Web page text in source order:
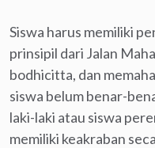
Siswa harus memiliki
prinsipil dari Jalan
bodhicitta, dan
siswa belum benar-
laki-laki atau siswa
memiliki keakraban